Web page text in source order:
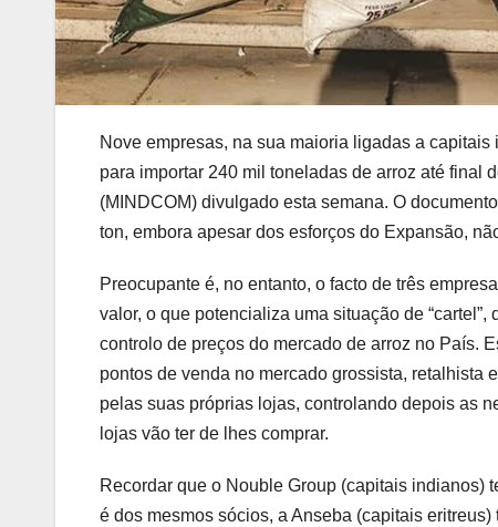
Nove empresas, na sua maioria ligadas a
para importar 240 mil toneladas de arroz até final
(MINDCOM) divulgado esta semana. O
ton, embora apesar dos esforços do Expansão,
Preocupante é, no entanto, o facto de três
valor, o que potencializa uma situação de
controlo de preços do mercado de arroz no País.
pontos de venda no mercado grossista, retalhista
pelas suas próprias lojas, controlando depois as
lojas vão ter de lhes comprar.
Recordar que o Nouble Group (capitais indianos)
é dos mesmos sócios, a Anseba (capitais